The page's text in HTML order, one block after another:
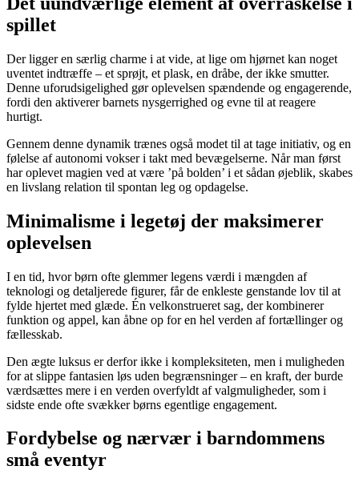
spillet
Der ligger en særlig charme i at vide, at lige om hjørnet kan noget
uventet indtræffe – et sprøjt, et plask, en dråbe, der ikke smutter.
Denne uforudsigelighed gør oplevelsen spændende og engagerende,
fordi den aktiverer barnets nysgerrighed og evne til at reagere
hurtigt.
Gennem denne dynamik trænes også modet til at tage initiativ, og en
følelse af autonomi vokser i takt med bevægelserne. Når man først
har oplevet magien ved at være ’på bolden’ i et sådan øjeblik, skabes
en livslang relation til spontan leg og opdagelse.
Minimalisme i legetøj der maksimerer
oplevelsen
I en tid, hvor børn ofte glemmer legens værdi i mængden af
teknologi og detaljerede figurer, får de enkleste genstande lov til at
fylde hjertet med glæde. Én velkonstrueret sag, der kombinerer
funktion og appel, kan åbne op for en hel verden af fortællinger og
fællesskab.
Den ægte luksus er derfor ikke i kompleksiteten, men i muligheden
for at slippe fantasien løs uden begrænsninger – en kraft, der burde
værdsættes mere i en verden overfyldt af valgmuligheder, som i
sidste ende ofte svækker børns egentlige engagement.
Fordybelse og nærvær i barndommens
små eventyr